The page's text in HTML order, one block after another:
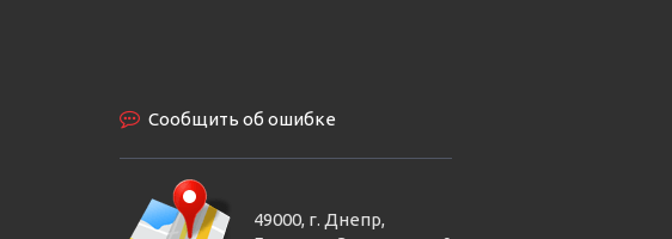
Сообщить об ошибке
49000, г. Днепр,